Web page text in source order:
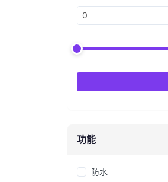
功能
防水